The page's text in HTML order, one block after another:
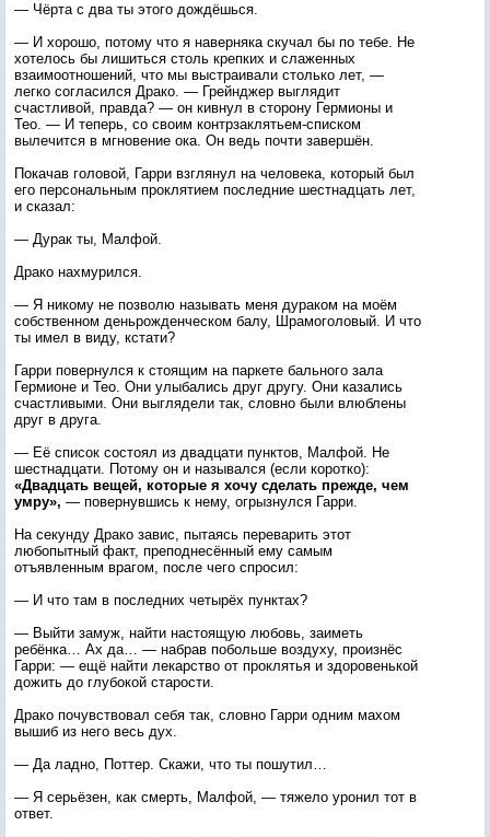
— Чёрта с два ты этого дождёшься.
— И хорошо, потому что я наверняка скучал бы по тебе. Не
хотелось бы лишиться столь крепких и слаженных
взаимоотношений, что мы выстраивали столько лет, —
легко согласился Драко. — Грейнджер выглядит
счастливой, правда? — он кивнул в сторону Гермионы и
Тео. — И теперь, со своим контрзаклятьем-списком
вылечится в мгновение ока. Он ведь почти завершён.
Покачав головой, Гарри взглянул на человека, который был
его персональным проклятием последние шестнадцать лет,
и сказал:
— Дурак ты, Малфой.
Драко нахмурился.
— Я никому не позволю называть меня дураком на моём
собственном деньрожденческом балу, Шрамоголовый. И что
ты имел в виду, кстати?
Гарри повернулся к стоящим на паркете бального зала
Гермионе и Тео. Они улыбались друг другу. Они казались
счастливыми. Они выглядели так, словно были влюблены
друг в друга.
— Её список состоял из двадцати пунктов, Малфой. Не
шестнадцати. Потому он и назывался (если коротко):
«Двадцать вещей, которые я хочу сделать прежде, чем
умру», — повернувшись к нему, огрызнулся Гарри.
На секунду Драко завис, пытаясь переварить этот
любопытный факт, преподнесённый ему самым
отъявленным врагом, после чего спросил:
— И что там в последних четырёх пунктах?
— Выйти замуж, найти настоящую любовь, заиметь
ребёнка… Ах да… — набрав побольше воздуху, произнёс
Гарри: — ещё найти лекарство от проклятья и здоровенькой
дожить до глубокой старости.
Драко почувствовал себя так, словно Гарри одним махом
вышиб из него весь дух.
— Да ладно, Поттер. Скажи, что ты пошутил…
— Я серьёзен, как смерть, Малфой, — тяжело уронил тот в
ответ.